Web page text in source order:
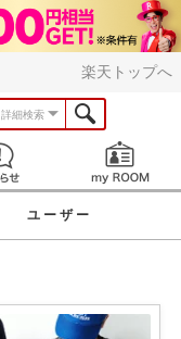
楽天トップへ
詳細検索
お知らせ
ユーザー